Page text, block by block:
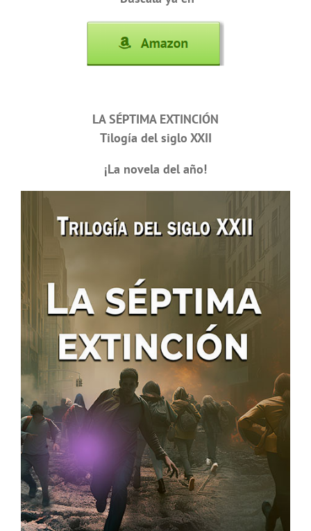
LA SÉPTIMA EXTINCIÓN
Tilogía del siglo XXII
¡La novela del año!